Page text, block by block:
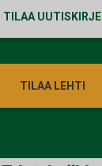
TILAA UUTISKIRJE
TILAA LEHTI